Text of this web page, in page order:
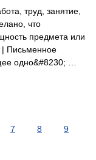
труд, занятие,
что
предмета или
| Письменное
одно&#8230; …
7 8
9